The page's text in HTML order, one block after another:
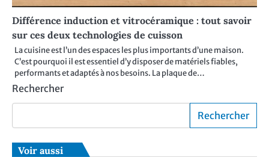
Différence induction et vitrocéramique : tout savoir
sur ces deux technologies de cuisson
La cuisine est l’un des espaces les plus importants d’une maison.
C’est pourquoi il est essentiel d’y disposer de matériels fiables,
performants et adaptés à nos besoins. La plaque de…
Rechercher
Rechercher
Voir aussi